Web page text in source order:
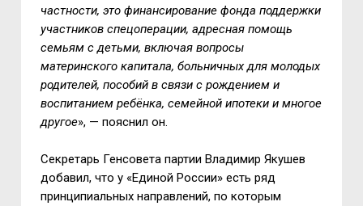
частности, это финансирование фонда поддержки
участников спецоперации, адресная помощь
семьям с детьми, включая вопросы
материнского капитала, больничных для молодых
родителей, пособий в связи с рождением и
воспитанием ребёнка, семейной ипотеки и многое
другое», — пояснил он.
Секретарь Генсовета партии Владимир Якушев
добавил, что у «Единой России» есть ряд
принципиальных направлений, по которым